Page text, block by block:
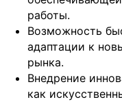
работы.
Возможность
адаптации к
рынка.
Внедрение
как